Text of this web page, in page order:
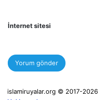
İnternet sitesi
islamiruyalar.org © 2017-2026